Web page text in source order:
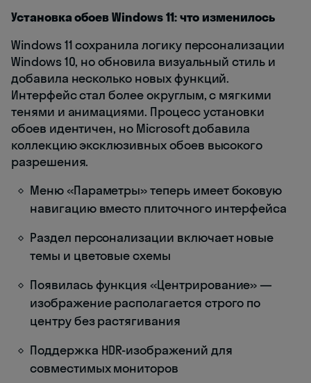
Установка обоев Windows 11: что изменилось
Windows 11 сохранила логику персонализации
Windows 10, но обновила визуальный стиль и
добавила несколько новых функций.
Интерфейс стал более округлым, с мягкими
тенями и анимациями. Процесс установки
обоев идентичен, но Microsoft добавила
коллекцию эксклюзивных обоев высокого
разрешения.
Меню «Параметры» теперь имеет боковую
навигацию вместо плиточного интерфейса
Раздел персонализации включает новые
темы и цветовые схемы
Появилась функция «Центрирование» —
изображение располагается строго по
центру без растягивания
Поддержка HDR-изображений для
совместимых мониторов